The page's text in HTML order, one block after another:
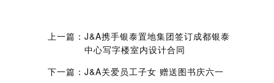
上一篇：J&A携手银泰置地集团签订成都银泰
中心写字楼室内设计合同
下一篇：J&A关爱员工子女 赠送图书庆六一